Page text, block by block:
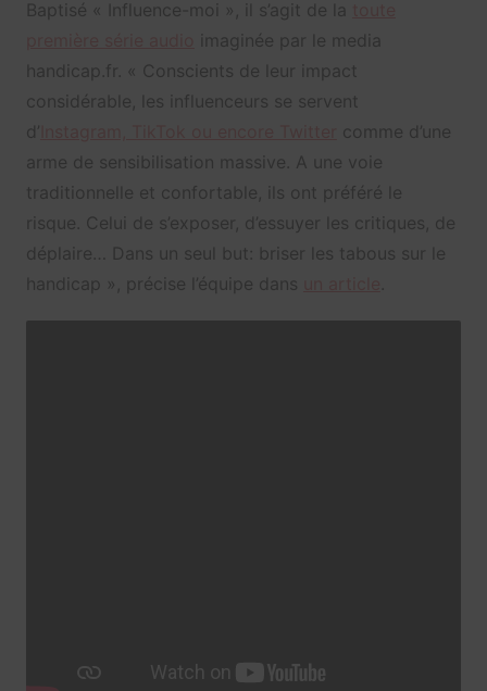
Baptisé « Influence-moi », il s’agit de la
imaginée par le media
handicap.fr. « Conscients de leur impact
considérable, les influenceurs se servent
d’
comme d’une
arme de sensibilisation massive. A une voie
traditionnelle et confortable, ils ont préféré le
risque. Celui de s’exposer, d’essuyer les critiques, de
déplaire… Dans un seul but: briser les tabous sur le
handicap », précise l’équipe dans